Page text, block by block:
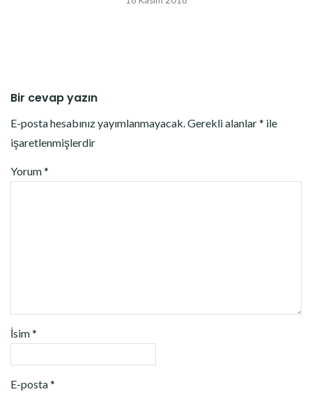
Bir cevap yazın
E-posta hesabınız yayımlanmayacak.Gerekli alanlar* ile
işaretlenmişlerdir
Yorum*
İsim*
E-posta*